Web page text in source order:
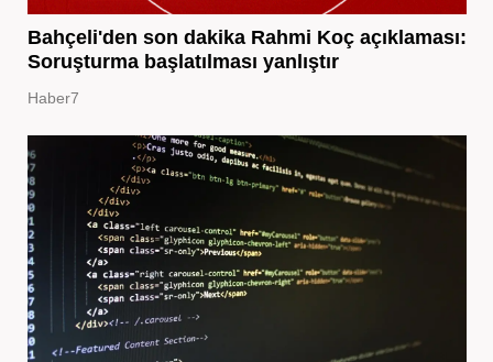
Bahçeli'den son dakika Rahmi Koç açıklaması:
Soruşturma başlatılması yanlıştır
Haber7